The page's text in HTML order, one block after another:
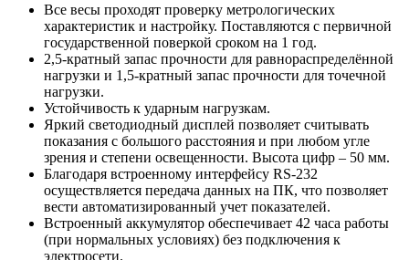
Все весы проходят проверку метрологических
характеристик и настройку. Поставляются с первичной
государственной поверкой сроком на 1 год.
2,5-кратный запас прочности для равнораспределённой
нагрузки и 1,5-кратный запас прочности для точечной
нагрузки.
Устойчивость к ударным нагрузкам.
Яркий светодиодный дисплей позволяет считывать
показания с большого расстояния и при любом угле
зрения и степени освещенности. Высота цифр – 50 мм.
Благодаря встроенному интерфейсу RS-232
осуществляется передача данных на ПК, что позволяет
вести автоматизированный учет показателей.
Встроенный аккумулятор обеспечивает 42 часа работы
(при нормальных условиях) без подключения к
электросети.